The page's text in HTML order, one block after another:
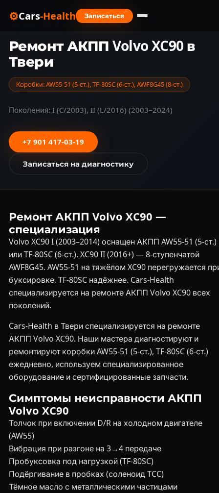
⚙Cars-Health
Записаться
Марки авто › Volvo › XC90
Ремонт АКПП Volvo XC90 в
Твери
Коробки: AW55-51 (5-ст.), TF-80SC (6-ст.), AWF8G45 (8-ст.)
Поколения: I (C/2003), II (L/2016) (2003–2024)
+7 901 417-03-19
Записаться на диагностику
Ремонт АКПП Volvo XC90 —
специализация
Volvo XC90 I (2003–2014) оснащен АКПП AW55-51 (5-ст.)
или TF-80SC (6-ст.). XC90 II (2016+) — 8-ступенчатой
AWF8G45. AW55-51 на тяжёлом XC90 перегружается
буксировке. TF-80SC надёжнее. Cars-Health
специализируется на ремонте АКПП Volvo XC90 всех
поколений.
Cars-Health в Твери специализируется на ремонте
АКПП Volvo XC90. Наши мастера диагностируют и
ремонтируют коробки AW55-51 (5-ст.), TF-80SC (6-ст.)
ежедневно, используем специализированное
оборудование и сертифицированные запчасти.
Симптомы неисправности АКПП
Volvo XC90
Толчок при включении D/R на холодном двигателе
(AW55)
Вибрация при разгоне на 3→4 передаче
Пробуксовка под нагрузкой (TF-80SC)
Подёргивание в пробках (соленоид TCC)
Тёмное масло с металлическими частицами